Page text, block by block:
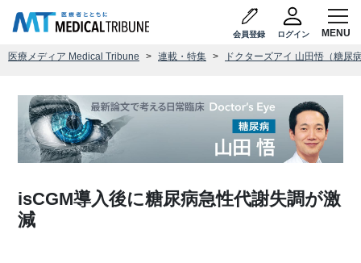
会員登録 ログイン
医療メディア Medical Tribune 連載・特集 ドクターズアイ 山田悟（糖尿
isCGM導入後に糖尿病急性代謝失調が激
減